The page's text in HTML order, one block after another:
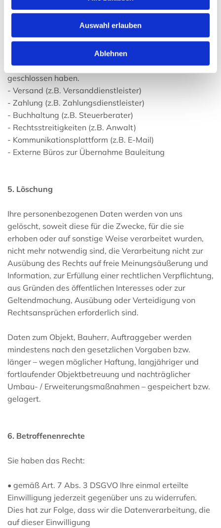
Auswahl erlauben
Ablehnen
Eine Übermittlung Ihrer personenbezogenen Daten an
Dritte erfolgt in der Regel zu folgenden Zwecken:
- Auftragsverarbeiter und fachlich Beteiligte, mit denen
wir eine Vereinbarung nach Art. 28 DSGVO
geschlossen haben.
- Versand (z.B. Versanddienstleister)
- Zahlung (z.B. Zahlungsdienstleister)
- Buchhaltung (z.B. Steuerberater)
- Rechtsstreitigkeiten (z.B. Anwalt)
- Kommunikationsplattform (z.B. E-Mail)
- Externe Büros zur Übernahme Bauleitung
5. Löschung
Ihre personenbezogenen Daten werden von uns
gelöscht, soweit diese für die Zwecke, für die sie
erhoben oder auf sonstige Weise verarbeitet wurden,
nicht mehr notwendig sind, die Verarbeitung nicht zur
Ausübung des Rechts auf freie Meinungsäußerung und
Information, zur Erfüllung einer rechtlichen Verpflichtung,
aus Gründen des öffentlichen Interesses oder zur
Geltendmachung, Ausübung oder Verteidigung von
Rechtsansprüchen erforderlich sind.
Daten zum Objekt, Bauherr, Auftraggeber werden
mindestens nach den gesetzlichen Vorgaben bzw.
länger – wegen möglicher Haftung, langjähriger und
fortlaufender Objektbetreuung und nachträglicher
Umbau- / Erweiterungsmaßnahmen – gespeichert bzw.
gelagert.
6. Betroffenenrechte
Sie haben das Recht:
• gemäß Art. 7 Abs. 3 DSGVO Ihre einmal erteilte
Einwilligung jederzeit gegenüber uns zu widerrufen.
Dies hat zur Folge, dass wir die Datenverarbeitung, die
auf dieser Einwilligung